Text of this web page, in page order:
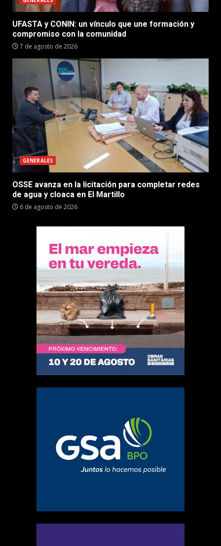
UFASTA y CONIN: un vínculo que une formación y
compromiso con la comunidad
7 de agosto de 2026
GENERALES
OSSE avanza en la licitación para completar redes
de agua y cloaca en El Martillo
6 de agosto de 2026